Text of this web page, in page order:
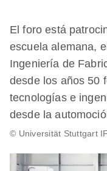
El foro está
escuela alemana,
Ingeniería de
desde los años 50
tecnologías e
desde la
© Universität Stuttgart